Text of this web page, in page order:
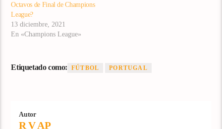
Octavos de Final de Champions
League?
13 diciembre, 2021
En «Champions League»
Etiquetado como: FÚTBOL PORTUGAL
Autor
R V AP